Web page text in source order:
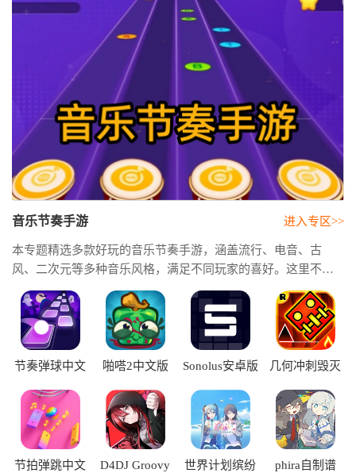
音乐节奏手游
本专题精选多款好玩的音乐节奏手游，涵盖流行、电音、古
风、二次元等多种音乐风格，满足不同玩家的喜好。这里不仅
带来热门音乐节奏手游推荐，帮助你快速找到高品质作品，还
汇集了丰富的音乐节奏手速类游戏，既能挑战反应速度和操作
技巧，又能享受音乐带来的沉浸式体验。
进入专区>>
节奏弹球中文
啪嗒2中文版 Sonolus安卓版
几何冲刺毁灭
节拍弹跳中文
D4DJ Groovy
世界计划缤纷
phira自制谱